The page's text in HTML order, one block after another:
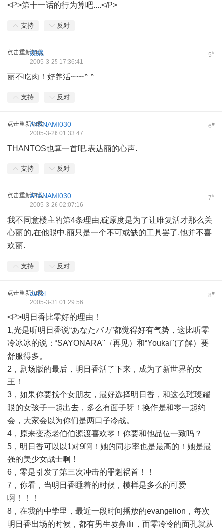
<P>第十一话的行为算吧....</P>
支持 反对
点击重新加载 5#
妮妮
2005-3-25 17:36:41
丽不吃肉！好养活~~~^ ^
支持 反对
点击重新加载 6#
AYANAMI030
2005-3-26 01:33:47
THANTOS也算一首吧,表达丽的心声.
支持 反对
点击重新加载 7#
AYANAMI030
2005-3-26 02:07:16
我不同意楼主的第4条理由,碇原度是为了让唯复活才那么关
心丽的,在他眼中,丽只是一个不可或缺的工具罢了,他并不喜
欢丽.
支持 反对
点击重新加载 8#
aurel
2005-3-31 01:29:56
<P>明日香比零好的理由！
1,光是听明日香说“あなたバカ”都觉得好有气势，这比听零
冷冰冰的说：“SAYONARA"（再见）和“Youkai"(了解）要
舒服得多。
2，剧场版的最后，明日香活了下来，成为了新世界的女
王！
3，如果你要找个女朋友，最好选择明日香，和这么璀璨耀
眼的女孩子一起出去，多么有面子呀！换作是和零一起约
会，大家会以为你们是两口子冷战。
4，原来变态老伯伯源渡喜欢零！你要和他品位一致吗？
5，明日香可以以1对9啊！她的同步率也是最高的！她是最
强的美少女战士啊！
6，零是引发了第三次冲击的罪魁祸首！！
7，你看，当明日香睡着的时候，模样是多么的可爱
啊！！！
8，在我的中学里，最近一段时间播放的evangelion，每次
明日香出场的时候，都有男生喷鼻血，而零冷冷的面孔就从